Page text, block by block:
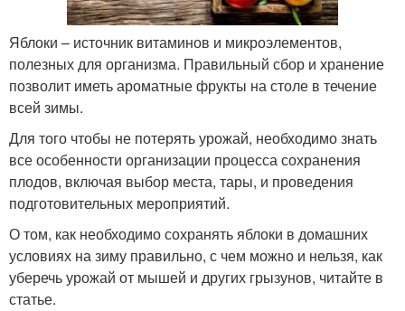
Яблоки – источник витаминов и микроэлементов,
полезных для организма. Правильный сбор и хранение
позволит иметь ароматные фрукты на столе в течение
всей зимы.
Для того чтобы не потерять урожай, необходимо знать
все особенности организации процесса сохранения
плодов, включая выбор места, тары, и проведения
подготовительных мероприятий.
О том, как необходимо сохранять яблоки в домашних
условиях на зиму правильно, с чем можно и нельзя, как
уберечь урожай от мышей и других грызунов, читайте в
статье.